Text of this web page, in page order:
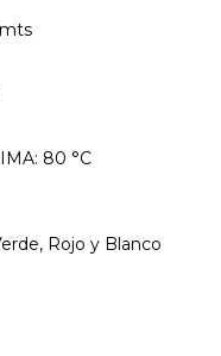
80 °C
Rojo y Blanco